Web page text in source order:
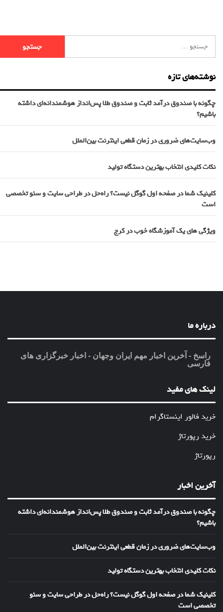
نوشته‌های تازه
چگونه با صندوق درآمد ثابت و صندوق طلا پس‌انداز هوشمندانه‌ای داشته
باشیم؟
وب‌سایت‌های ضروری در زمان قطعی اینترنت بین‌الملل
نکات کلیدی انتخاب بهترین دستگاه تولید
کلینیک شما در صفحه اول گوگل نیست؟ راه‌حل در طراحی سایت و سئو تخصصی
است
ویژگی های یک آموزشگاه خوب در کرج
درباره ما
راسخ - آخرین اخبار مهم ایران وجهان - اخبار خبرگزاری های
فارسی
لینک های مفید
خرید فالور اینستاگرام
خرید رپورتاژ
رپورتاژ
آخرین اخبار
چگونه با صندوق درآمد ثابت و صندوق طلا پس‌انداز هوشمندانه‌ای داشته
باشیم؟
وب‌سایت‌های ضروری در زمان قطعی اینترنت بین‌الملل
نکات کلیدی انتخاب بهترین دستگاه تولید
کلینیک شما در صفحه اول گوگل نیست؟ راه‌حل در طراحی سایت و سئو
تخصصی است